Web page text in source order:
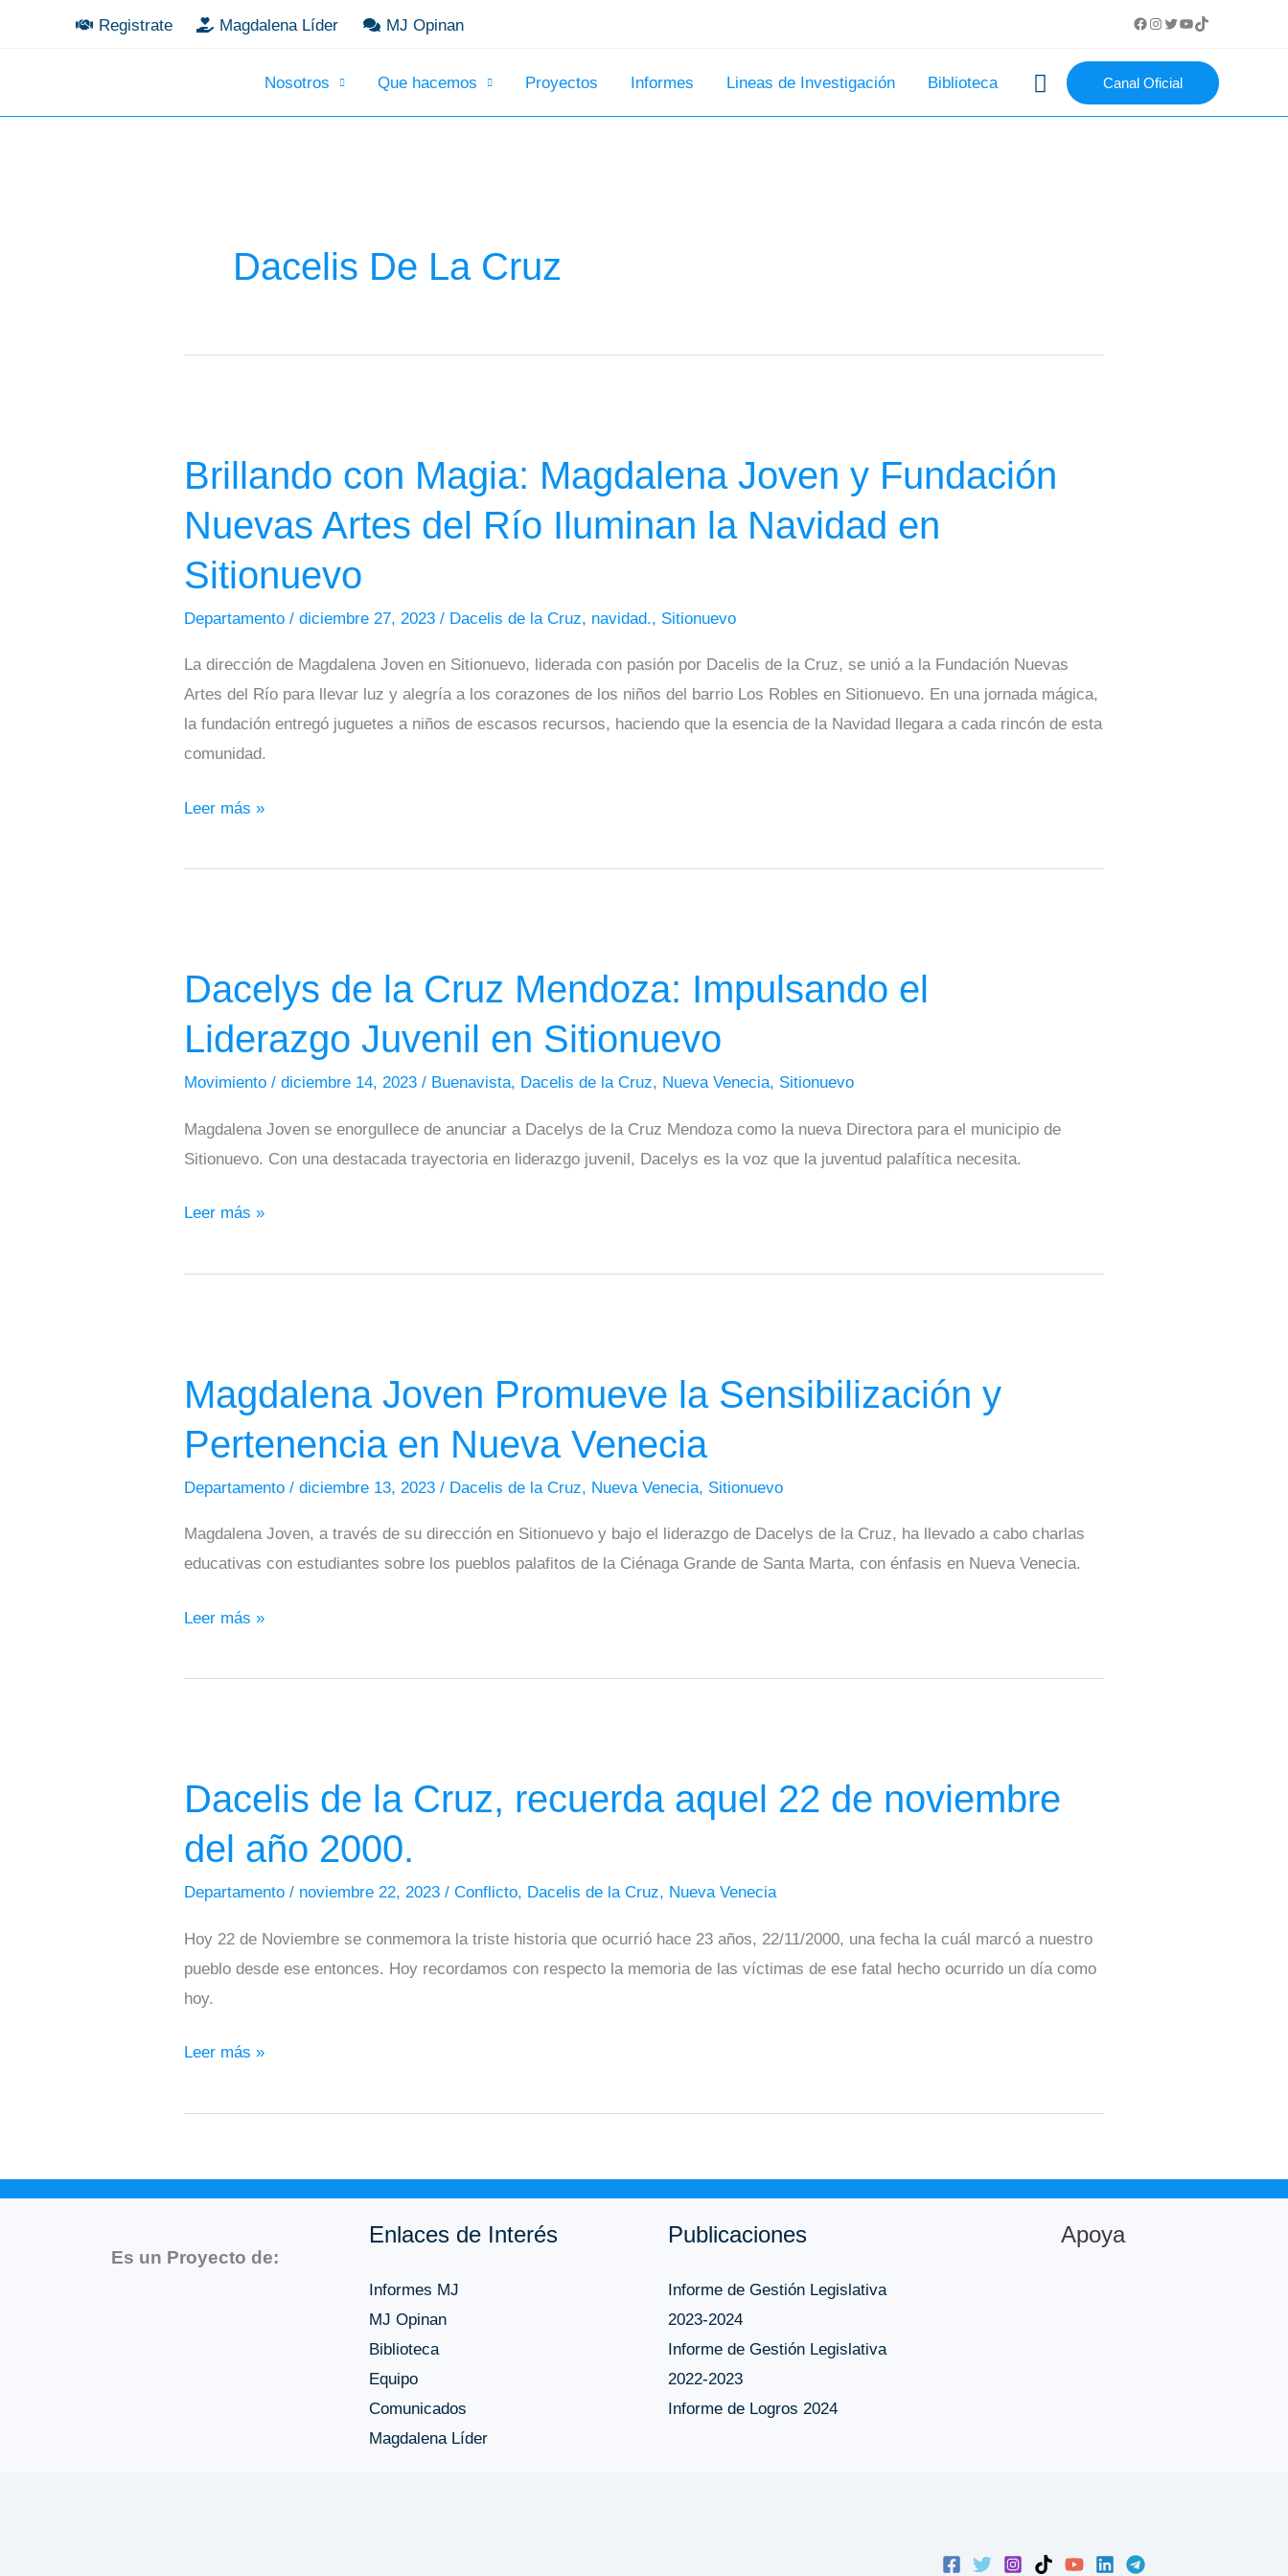
Registrate Magdalena Líder MJ Opinan
Nosotros Que hacemos Proyectos Informes Lineas de Investigación Biblioteca BuscarCanal Oficial
Dacelis De La Cruz
Brillando con Magia: Magdalena Joven y Fundación
Nuevas Artes del Río Iluminan la Navidad en
Sitionuevo
Departamento / diciembre 27, 2023 / Dacelis de la Cruz, navidad., Sitionuevo
La dirección de Magdalena Joven en Sitionuevo, liderada con pasión por Dacelis de la Cruz, se unió a la Fundación Nuevas
Artes del Río para llevar luz y alegría a los corazones de los niños del barrio Los Robles en Sitionuevo. En una jornada mágica,
la fundación entregó juguetes a niños de escasos recursos, haciendo que la esencia de la Navidad llegara a cada rincón de esta
comunidad.
Magia:
Joven
y
Fundación
Nuevas
Leer más »
Dacelys de la Cruz Mendoza: Impulsando el
Liderazgo Juvenil en Sitionuevo
Movimiento / diciembre 14, 2023 / Buenavista, Dacelis de la Cruz, Nueva Venecia, Sitionuevo
Magdalena Joven se enorgullece de anunciar a Dacelys de la Cruz Mendoza como la nueva Directora para el municipio de
Sitionuevo. Con una destacada trayectoria en liderazgo juvenil, Dacelys es la voz que la juventud palafítica necesita.
la
Mendoza:
Impulsando
Liderazgo
Juvenil
Sitionuevo
Leer más »
Magdalena Joven Promueve la Sensibilización y
Pertenencia en Nueva Venecia
Departamento / diciembre 13, 2023 / Dacelis de la Cruz, Nueva Venecia, Sitionuevo
Magdalena Joven, a través de su dirección en Sitionuevo y bajo el liderazgo de Dacelys de la Cruz, ha llevado a cabo charlas
educativas con estudiantes sobre los pueblos palafitos de la Ciénaga Grande de Santa Marta, con énfasis en Nueva Venecia.
Promueve
Sensibilización
y
en
Nueva
Leer más »
Dacelis de la Cruz, recuerda aquel 22 de noviembre
del año 2000.
Departamento / noviembre 22, 2023 / Conflicto, Dacelis de la Cruz, Nueva Venecia
Hoy 22 de Noviembre se conmemora la triste historia que ocurrió hace 23 años, 22/11/2000, una fecha la cuál marcó a nuestro
pueblo desde ese entonces. Hoy recordamos con respecto la memoria de las víctimas de ese fatal hecho ocurrido un día como
hoy.
la
recuerda
aquel
de
noviembre
del
2000.
Leer más »
Es un Proyecto de:
Enlaces de Interés
Informes MJ
MJ Opinan
Biblioteca
Equipo
Comunicados
Magdalena Líder
Publicaciones
Informe de Gestión Legislativa
2023-2024
Informe de Gestión Legislativa
2022-2023
Informe de Logros 2024
Apoya